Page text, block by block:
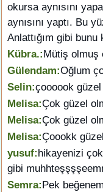
okursa aynısını
aynısını yaptı. Bu
Anlattığım gibi bunu
Kübra.:Mütiş olmuş
Gülendam:Oğlum
Selin:çoooook güzel
Melisa:Çok güzel
Melisa:Çok güzel
Melisa:Çoookk
yusuf:hikayenizi
gibi
Semra:Pek